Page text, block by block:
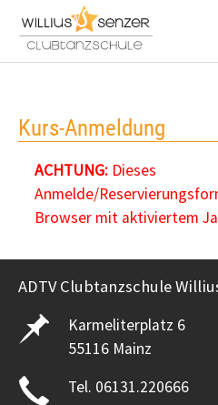
Zum Hauptinhalt springen
Kurs-Anmeldung
ACHTUNG:Dieses
Anmelde/
Browser mit aktiviertem
ADTV Clubtanzschule
Karmeliterplatz 6
55116 Mainz
Tel. 06131.220666